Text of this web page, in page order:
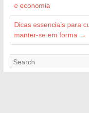
e economia
Dicas essenciais para
manter-se em forma →